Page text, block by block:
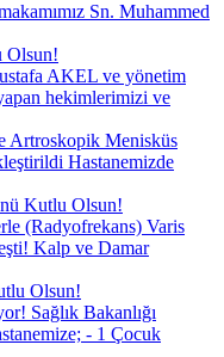
Sn. Muhammed
Olsun!
AKEL ve yönetim
hekimlerimizi ve
Artroskopik Menisküs
Hastanemizde
Kutlu Olsun!
(Radyofrekans) Varis
Kalp ve Damar
Olsun!
Sağlık Bakanlığı
- 1 Çocuk